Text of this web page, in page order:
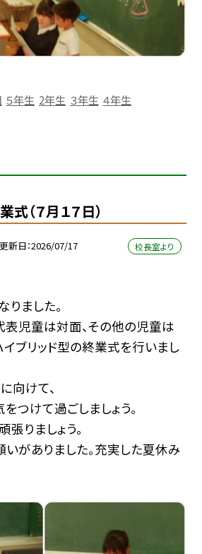
５年生 2年生 ３年生 ４年生
（７月１７日）
更新日 2026/07/17 校長室より
ました。
表児童は対面、その他の児童は
イブリッド型の終業式を行いまし
向けて、
つけて過ごしましょう。
りましょう。
がありました。充実した夏休み